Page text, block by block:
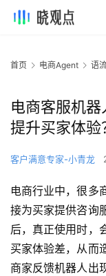
首页 电商Agent 语
电商客服机
提升买家体验
客户满意专家-小青龙
电商行业中，很多
接为买家提供咨询
后，真正使用时，
买家体验差，从而
商家反馈机器人出